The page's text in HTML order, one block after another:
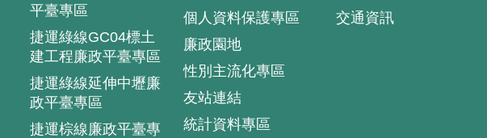
平臺專區
捷運綠線GC04標土
建工程廉政平臺專區
捷運綠線延伸中壢廉
政平臺專區
捷運棕線廉政平臺專
個人資料保護專區
廉政園地
性別主流化專區
友站連結
統計資料專區
交通資訊